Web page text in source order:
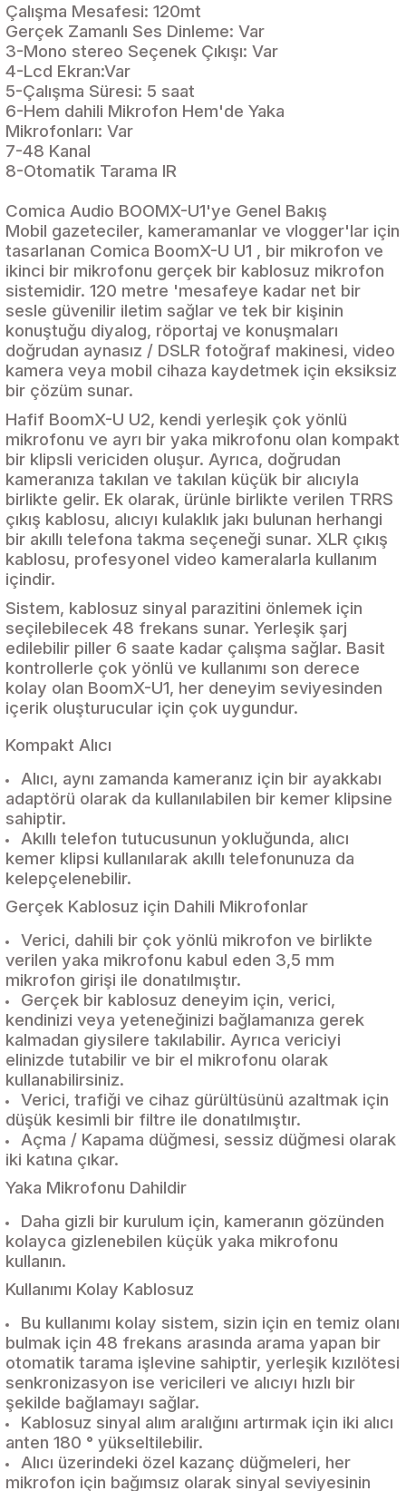
Çalışma Mesafesi: 120mt
Gerçek Zamanlı Ses Dinleme: Var
3-Mono stereo Seçenek Çıkışı: Var
4-Lcd Ekran:Var
5-Çalışma Süresi: 5 saat
6-Hem dahili Mikrofon Hem'de Yaka
Mikrofonları: Var
7-48 Kanal
8-Otomatik Tarama IR
Comica Audio BOOMX-U1'ye Genel Bakış
Mobil gazeteciler, kameramanlar ve vlogger'lar için
tasarlanan Comica BoomX-U U1 , bir mikrofon ve
ikinci bir mikrofonu gerçek bir kablosuz mikrofon
sistemidir. 120 metre 'mesafeye kadar net bir
sesle güvenilir iletim sağlar ve tek bir kişinin
konuştuğu diyalog, röportaj ve konuşmaları
doğrudan aynasız / DSLR fotoğraf makinesi, video
kamera veya mobil cihaza kaydetmek için eksiksiz
bir çözüm sunar.
Hafif BoomX-U U2, kendi yerleşik çok yönlü
mikrofonu ve ayrı bir yaka mikrofonu olan kompakt
bir klipsli vericiden oluşur. Ayrıca, doğrudan
kameranıza takılan ve takılan küçük bir alıcıyla
birlikte gelir. Ek olarak, ürünle birlikte verilen TRRS
çıkış kablosu, alıcıyı kulaklık jakı bulunan herhangi
bir akıllı telefona takma seçeneği sunar. XLR çıkış
kablosu, profesyonel video kameralarla kullanım
içindir.
Sistem, kablosuz sinyal parazitini önlemek için
seçilebilecek 48 frekans sunar. Yerleşik şarj
edilebilir piller 6 saate kadar çalışma sağlar. Basit
kontrollerle çok yönlü ve kullanımı son derece
kolay olan BoomX-U1, her deneyim seviyesinden
içerik oluşturucular için çok uygundur.
Kompakt Alıcı
Alıcı, aynı zamanda kameranız için bir ayakkabı
adaptörü olarak da kullanılabilen bir kemer klipsine
sahiptir.
Akıllı telefon tutucusunun yokluğunda, alıcı
kemer klipsi kullanılarak akıllı telefonunuza da
kelepçelenebilir.
Gerçek Kablosuz için Dahili Mikrofonlar
Verici, dahili bir çok yönlü mikrofon ve birlikte
verilen yaka mikrofonu kabul eden 3,5 mm
mikrofon girişi ile donatılmıştır.
Gerçek bir kablosuz deneyim için, verici,
kendinizi veya yeteneğinizi bağlamanıza gerek
kalmadan giysilere takılabilir. Ayrıca vericiyi
elinizde tutabilir ve bir el mikrofonu olarak
kullanabilirsiniz.
Verici, trafiği ve cihaz gürültüsünü azaltmak için
düşük kesimli bir filtre ile donatılmıştır.
Açma / Kapama düğmesi, sessiz düğmesi olarak
iki katına çıkar.
Yaka Mikrofonu Dahildir
Daha gizli bir kurulum için, kameranın gözünden
kolayca gizlenebilen küçük yaka mikrofonu
kullanın.
Kullanımı Kolay Kablosuz
Bu kullanımı kolay sistem, sizin için en temiz olanı
bulmak için 48 frekans arasında arama yapan bir
otomatik tarama işlevine sahiptir, yerleşik kızılötesi
senkronizasyon ise vericileri ve alıcıyı hızlı bir
şekilde bağlamayı sağlar.
Kablosuz sinyal alım aralığını artırmak için iki alıcı
anten 180 ° yükseltilebilir.
Alıcı üzerindeki özel kazanç düğmeleri, her
mikrofon için bağımsız olarak sinyal seviyesinin